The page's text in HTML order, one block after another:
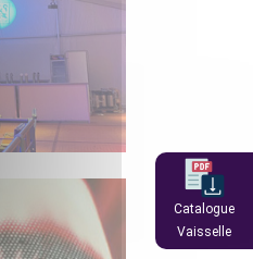
Catalogue
Vaisselle